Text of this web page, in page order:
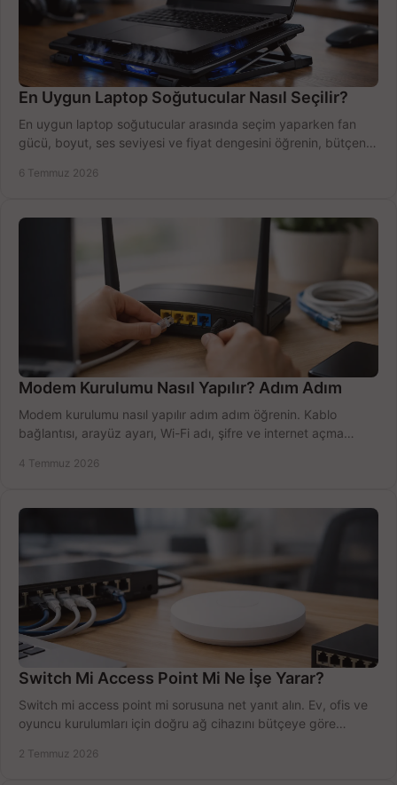
En Uygun Laptop Soğutucular Nasıl Seçilir?
En uygun laptop soğutucular arasında seçim yaparken fan
gücü, boyut, ses seviyesi ve fiyat dengesini öğrenin, bütçenizi
6 Temmuz 2026
Modem Kurulumu Nasıl Yapılır? Adım Adım
Modem kurulumu nasıl yapılır adım adım öğrenin. Kablo
bağlantısı, arayüz ayarı, Wi-Fi adı, şifre ve internet açma
4 Temmuz 2026
Switch Mi Access Point Mi Ne İşe Yarar?
Switch mi access point mi sorusuna net yanıt alın. Ev, ofis ve
oyuncu kurulumları için doğru ağ cihazını bütçeye göre
2 Temmuz 2026